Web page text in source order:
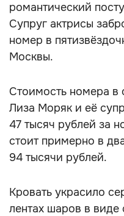
романтический
Супруг актрисы
номер в
Москвы.
Стоимость номера в
Лиза Моряк и её
47 тысяч рублей за
стоит примерно в
94 тысячи рублей.
Кровать украсило
лентах шаров в виде